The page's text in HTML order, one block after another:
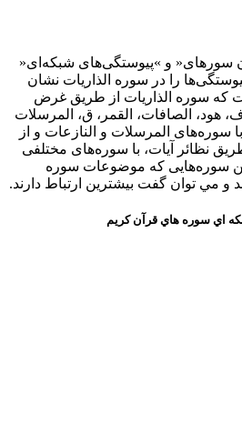
ﺳﻮرهای« و »ﭘﯿﻮﺳﺘﮕﯽﻫﺎی ﺷﺒﮑﻪای«
را در ﺳﻮره اﻟﺬارﯾﺎت ﻧﺸﺎن
ﺳﻮره اﻟﺬارﯾﺎت از ﻃﺮﯾﻖ ﻏﺮض
ﻫﻮد، اﻟﺼﺎﻓﺎت، اﻟﻘﻤﺮ، ق، اﻟﻤﺮﺳﻼت
ﺳﻮرهﻫﺎی اﻟﻤﺮﺳﻼت و اﻟﻨﺎزﻋﺎت و از
ﻧﻈﺎﺋﺮ آﯾﺎت، ﺑﺎ ﺳﻮرهﻫﺎی ﻣﺨﺘﻠﻔﯽ
ﺳﻮرهﻫﺎﯾﯽ ﮐﻪ ﻣﻮﺿﻮﻋﺎت ﺳﻮره
و مي توان گفت بيشترين ارتباط دارند.